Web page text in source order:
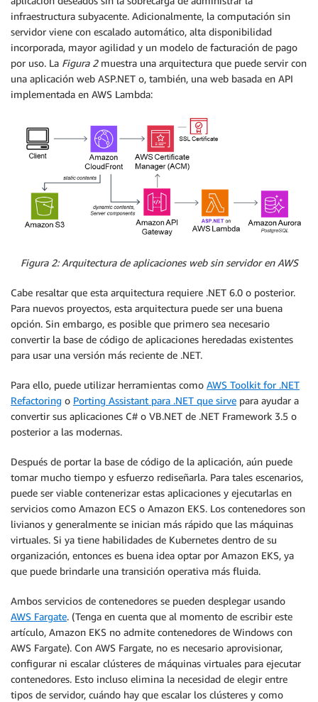
infraestructura subyacente. Adicionalmente, la computación sin
servidor viene con escalado automático, alta disponibilidad
incorporada, mayor agilidad y un modelo de facturación de pago
por uso. La Figura 2muestra una arquitectura que puede servir con
una aplicación web ASP.NET o, también, una web basada en API
implementada en AWS Lambda:
Figura 2: Arquitectura de aplicaciones web sin servidor en AWS
Cabe resaltar que esta arquitectura requiere .NET 6.0 o posterior.
Para nuevos proyectos, esta arquitectura puede ser una buena
opción. Sin embargo, es posible que primero sea necesario
convertir la base de código de aplicaciones heredadas existentes
para usar una versión más reciente de .NET.
Para ello, puede utilizar herramientas como AWS Toolkit for .NET
Refactoring o Porting Assistant para .NET que sirve para ayudar a
convertir sus aplicaciones C# o VB.NET de .NET Framework 3.5 o
posterior a las modernas.
Después de portar la base de código de la aplicación, aún puede
tomar mucho tiempo y esfuerzo rediseñarla. Para tales escenarios,
puede ser viable contenerizar estas aplicaciones y ejecutarlas en
servicios como Amazon ECS o Amazon EKS. Los contenedores son
livianos y generalmente se inician más rápido que las máquinas
virtuales. Si ya tiene habilidades de Kubernetes dentro de su
organización, entonces es buena idea optar por Amazon EKS, ya
que puede brindarle una transición operativa más fluida.
Ambos servicios de contenedores se pueden desplegar usando
AWS Fargate. (Tenga en cuenta que al momento de escribir este
artículo, Amazon EKS no admite contenedores de Windows con
AWS Fargate). Con AWS Fargate, no es necesario aprovisionar,
configurar ni escalar clústeres de máquinas virtuales para ejecutar
contenedores. Esto incluso elimina la necesidad de elegir entre
tipos de servidor, cuándo hay que escalar los clústeres y como